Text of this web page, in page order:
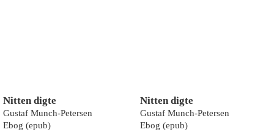
Nitten digte
Gustaf Munch-Petersen
Ebog (epub)
Nitten digte
Gustaf Munch-Petersen
Ebog (epub)